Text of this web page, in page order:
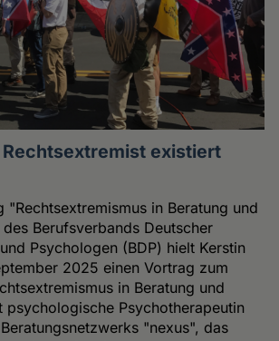
existiert
"Rechtsextremismus in Beratung und
Berufsverbands Deutscher
Psychologen (BDP) hielt Kerstin
2025 einen Vortrag zum
in Beratung und
psychologische Psychotherapeutin
"nexus", das